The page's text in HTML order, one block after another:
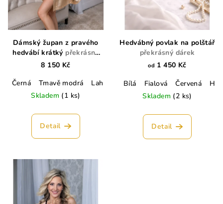
Dámský župan z pravého
hedvábí krátký překrásný
dárek
8 150 Kč
Černá
Tmavě modrá Lahvově zelená Champagne
Skladem (1 ks)
Detail
Hedvábný povlak na polštář
překrásný dárek
od 1 450 Kč
Bílá
Fialová Červená
Skladem (2 ks)
Detail